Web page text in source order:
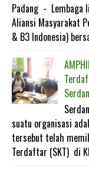
Padang - Lembaga
Aliansi Masyarakat
& B3 Indonesia)
suatu organisasi
tersebut telah
Terdaftar (SKT) di